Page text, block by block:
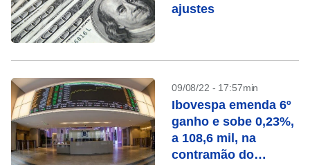
ajustes
09/08/22 - 17:57min
Ibovespa emenda 6º
ganho e sobe 0,23%,
a 108,6 mil, na
contramão do